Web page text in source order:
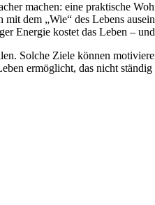
machen: eine praktische
dem „Wie“ des Lebens
Energie kostet das Leben –
Solche Ziele können
ermöglicht, das nicht